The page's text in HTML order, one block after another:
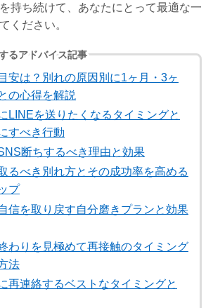
持ち続けて、あなたにとって最適な一
ください。
るアドバイス記事
安は？別れの原因別に1ヶ月・3ヶ
の心得を解説
LINEを送りたくなるタイミングと
すべき行動
断ちするべき理由と効果
るべき別れ方とその成功率を高める
プ
信を取り戻す自分磨きプランと効果
わりを見極めて再接触のタイミング
法
再連絡するベストなタイミングと